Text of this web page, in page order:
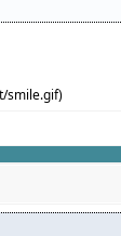
smile.gif)